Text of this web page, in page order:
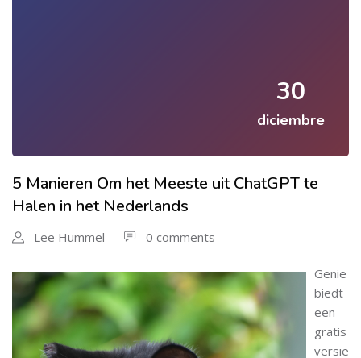
30
diciembre
5 Manieren Om het Meeste uit ChatGPT te
Halen in het Nederlands
Lee Hummel 0 comments
Genie
biedt
een
gratis
versie